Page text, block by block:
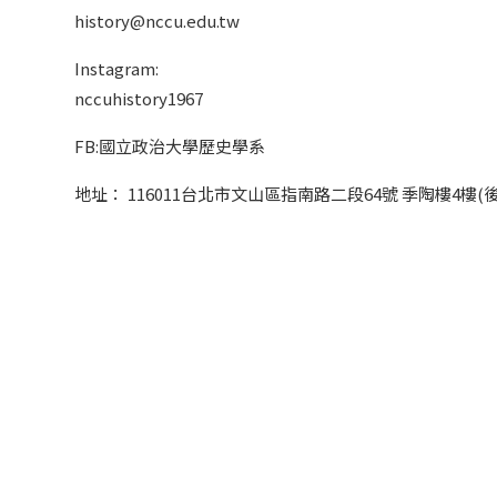
history@nccu.edu.tw
Instagram:
nccuhistory1967
FB:國立政治大學歷史學系
地址： 116011台北市文山區指南路二段64號 季陶樓4樓(